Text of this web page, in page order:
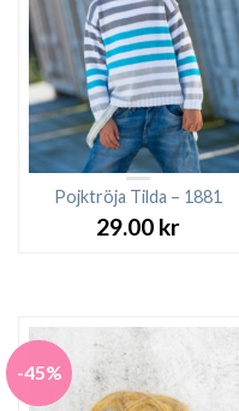
Pojktröja Tilda – 1881
29.00 kr
-45%